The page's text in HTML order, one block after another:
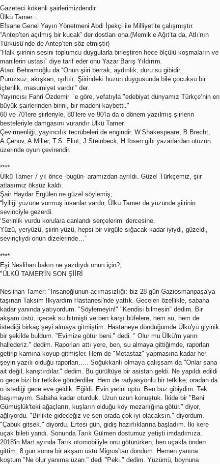
Gazeteci kökenli şairlerimizdendir
Ülkü Tamer...
Efsane Genel Yayın Yönetmeni Abdi İpekçi ile Milliyet’te çalışmıştır.
“Antep’ten açılmış bir kucak” der dostları ona.(Memik’e Ağıt’ta da, Atlı’nın
Türküsü’nde de Antep’ten söz etmiştir)
“Halk şiirinin sesini toplumcu duygularla birleştiren hece ölçülü koşmaların ve
manilerin ustası” diye tarif eder onu Yazar Barış Yıldırım.
Ataol Behramoğlu da “Onun şiiri berrak, aydınlık, duru su gibidir.
Pürüzsüz, akışkan, ışıltılı. Şiirindeki hüzün duygusunda bile çocuksu bir
içtenlik, masumiyet vardır.” der.
Yayıncısı Fahri Özdemir ’e göre, vefatıyla "edebiyat dünyamız Türkçe’nin en
büyük şairlerinden birini, bir madeni kaybetti."
60 ve 70’lere şiirleriyle, 80’lere ve 90’la da o dönem yazılmış şiirlerin
besteleriyle damgasını vurandır Ülkü Tamer.
Çevirmenliği, yayıncılık tecrübeleri de engindir. W.Shakespeare, B.Brecht,
A.Çehov, A.Miller, T.S. Eliot, J.Steinbeck, H.Ibsen gibi yazarlardan otuzun
üzerinde oyun çevirendir.
****
Ülkü Tamer 7 yıl önce -bugün- aramızdan ayrıldı. Güzel Türkçemiz, şiir
atlasımız öksüz kaldı.
Şair Haydar Ergülen ne güzel söylemiş;
“İyiliği yüzüne vurmuş insanlar vardır, Ülkü Tamer de yüzünde şiirinin
sevinciyle gezerdi.
‘Serinlik vurdu korulara canlandı serçelerim’ dercesine.
Yüzü, yeryüzü, şiirin yüzü, hepsi bir virgüle sığacak kadar iyiydi, güzeldi,
sevinçliydi onun dizelerinde…”
****
Eşi Neslihan bakın ne yazdıydı onun için?;
"ÜLKÜ TAMER'İN SON ŞİİRİ
Neslihan Tamer: "İnsanoğlunun acımasızlığı: biz 28 gün Gaziosmanpaşa'ya
taşınan Taksim İlkyardım Hastanesi'nde yattık. Geceleri özellikle, sabaha
kadar yanında yatıyordum. "Söylemeyin!" "Kendisi bilmesin" dedim. Bir
akşam üstü, içecek su bitmişti ve ben karşı büfelere, hem su, hem de
istediği birkaç şeyi almaya gitmiştim. Hastaneye döndüğümde Ülkü'yü giyinik
bir şekilde buldum. "Evimize götür beni." dedi. " Olur mu Ülkü'm yarın
hallederiz." dedim. Raporları attı yere, ben, su almaya gittiğimde, raporları
getirip karnına koyup gitmişler. Hem de "Metastaz" yapmasına kadar her
şeyin yazılı olduğu raporları..... Soğukkanlı olmaya çalışsam da "Onlar sana
ait değil, karıştırdılar." dedim. Bu gürültüye bir asistan geldi. Ne yapıldı edildi
o gece bizi bir tetkike gönderdiler. Hem de radyasyonlu bir tetkike; oradan da
o istediği gece eve geldik. Eğildi. Evin yerini öptü. Ben buz gibiydim. Tek
başımayım. Sabaha kadar oturduk. Uzun uzun konuştuk. İkide bir "Beni
Gümüşlük'teki ağaçların, kuşların olduğu köy mezarlığına götür." diyor,
ağlıyordu. "Birlikte gideceğiz ve sen orada çok iyi olacaksın." diyordum.
"Çabuk gitsek." diyordu. Ertesi gün, gidiş hazırlıklarına başladım. İki kere
uçak bileti yandı. Sonunda Tarık Gülmen dostumuz yetişti imdadımıza.
2018'in Mart ayında Tarık otomobiliyle onu götürürken, ben uçakla önden
gittim. 8 gün sonra bir akşam üstü Migros'tan döndüm. Hemen yanına
koştum "Ne olur yanıma uzan." dedi "Peki." dedim. Yüzümü, boynuna